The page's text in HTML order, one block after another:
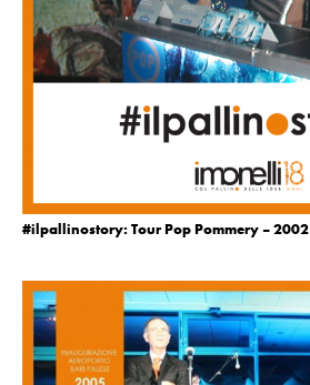
#ilpallinostory: Tour Pop Pommery – 2002